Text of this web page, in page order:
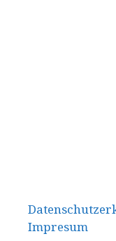
Impresum